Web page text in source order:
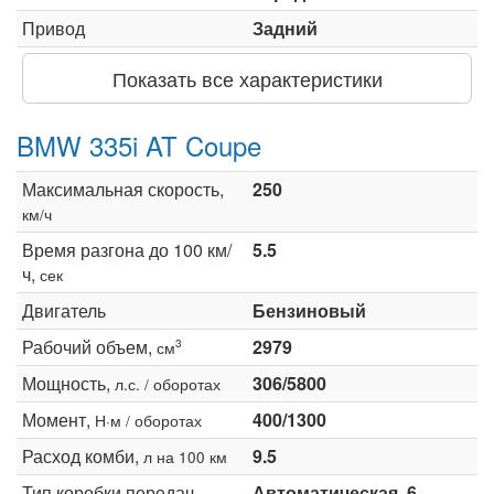
Привод
Задний
Показать все характеристики
BMW 335i AT Coupe
Максимальная скорость,
км/ч
250
Время разгона до 100 км/
ч, сек
5.5
Двигатель
Бензиновый
Рабочий объем, см3
2979
Мощность, л.с. / оборотах
306/5800
Момент, Н·м / оборотах
400/1300
Расход комби, л на 100 км
9.5